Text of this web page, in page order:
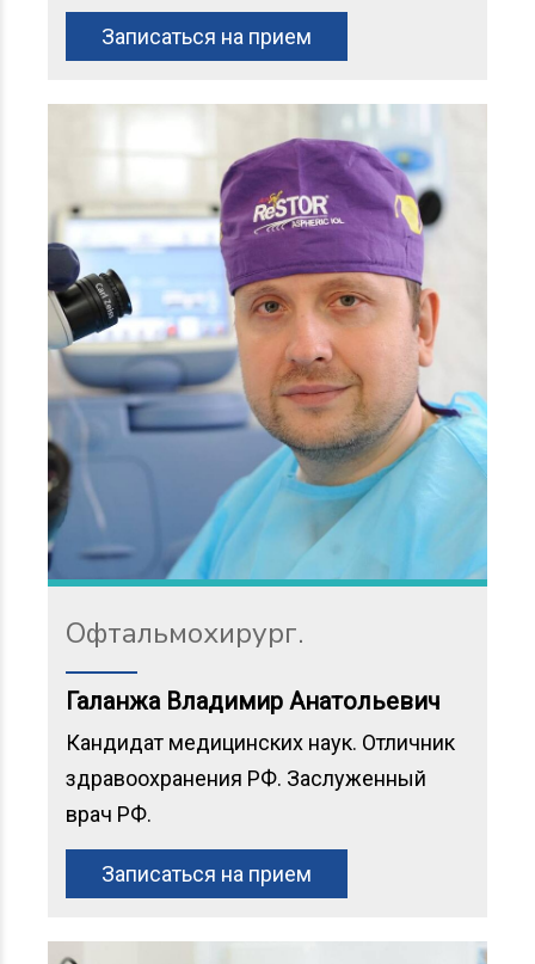
Записаться на прием
Офтальмохирург.
Галанжа Владимир Анатольевич
Кандидат медицинских наук. Отличник
здравоохранения РФ. Заслуженный
врач РФ.
Записаться на прием